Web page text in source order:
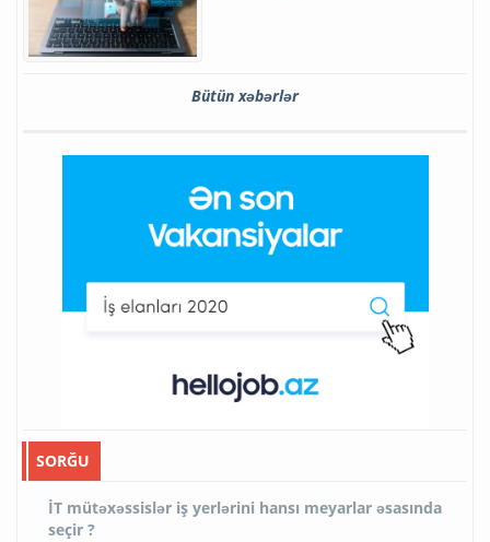
Bütün xəbərlər
SORĞU
İT mütəxəssislər iş yerlərini hansı meyarlar əsasında
seçir ?